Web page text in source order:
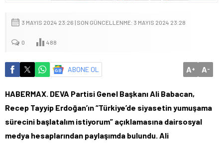
3 MAYIS 2024 23:26 | SON GÜNCELLENME: 3 MAYIS 2024 23:28
0 488
ABONE OL A+ A-
HABERMAX. DEVA Partisi Genel Başkanı Ali Babacan,
Recep Tayyip Erdoğan’ın “Türkiye’de siyasetin yumuşama
sürecini başlatalım istiyorum” açıklamasına dairsosyal
medya hesaplarından paylaşımda bulundu. Ali